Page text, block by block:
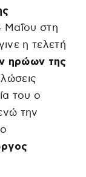
Μαΐου στη
η τελετή
ηρώων της
του ο
την